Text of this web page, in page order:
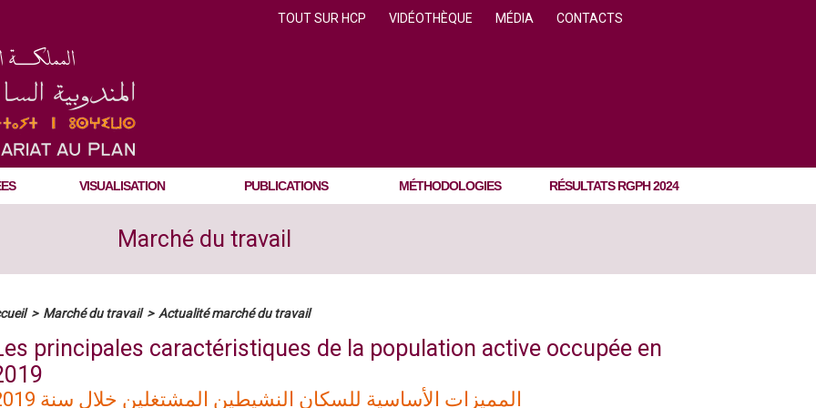
TOUT SUR HCP VIDÉOTHÈQUE MÉDIA CONTACTS
VISUALISATION PUBLICATIONS MÉTHODOLOGIES RÉSULTATS RGPH 2024
Marché du travail
> Marché du travail > Actualité marché du travail
principales caractéristiques de la population active occupée en
المميزات الأساسية للسكان النشيطين المشتغلين خلال سنة 2019